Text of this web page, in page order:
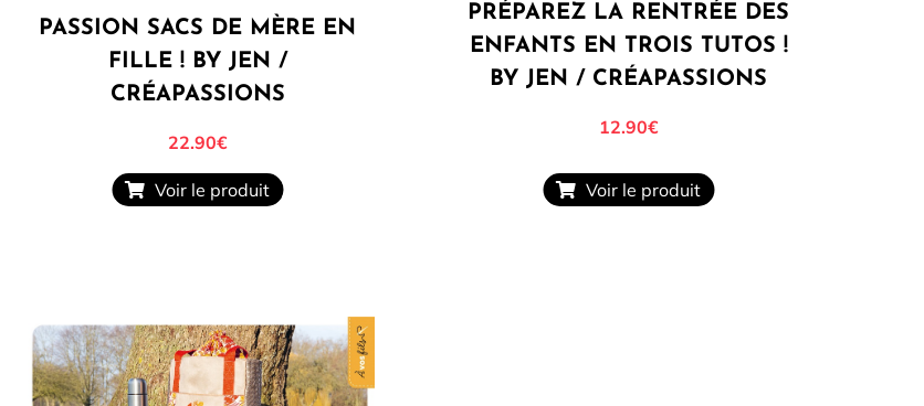
PASSION SACS DE MÈRE EN
FILLE ! BY JEN /
CRÉAPASSIONS
22.90€
Voir le produit
PRÉPAREZ LA RENTRÉE DES
ENFANTS EN TROIS TUTOS !
BY JEN / CRÉAPASSIONS
12.90€
Voir le produit